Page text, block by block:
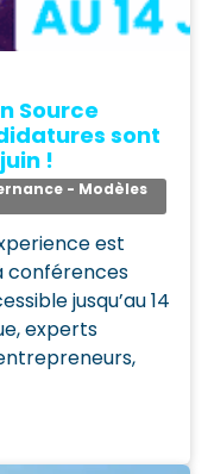
Source
sont
!
- Modèles
est
conférences
jusqu’au 14
experts